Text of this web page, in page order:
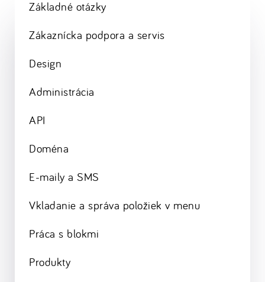
Základné otázky
Zákaznícka podpora a servis
Design
Administrácia
API
Doména
E-maily a SMS
Vkladanie a správa položiek v menu
Práca s blokmi
Produkty